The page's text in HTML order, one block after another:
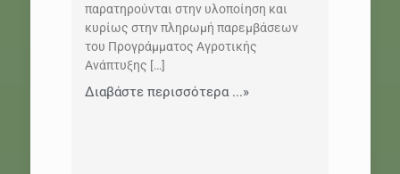
παρατηρούνται στην υλοποίηση και
κυρίως στην πληρωμή παρεμβάσεων
του Προγράμματος Αγροτικής
Ανάπτυξης […]
Διαβάστε περισσότερα ...»